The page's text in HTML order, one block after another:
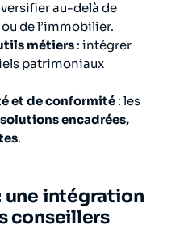
au-delà de
de l’immobilier.
métiers : intégrer
patrimoniaux
et de conformité : les
solutions encadrées,
.
une intégration
conseillers